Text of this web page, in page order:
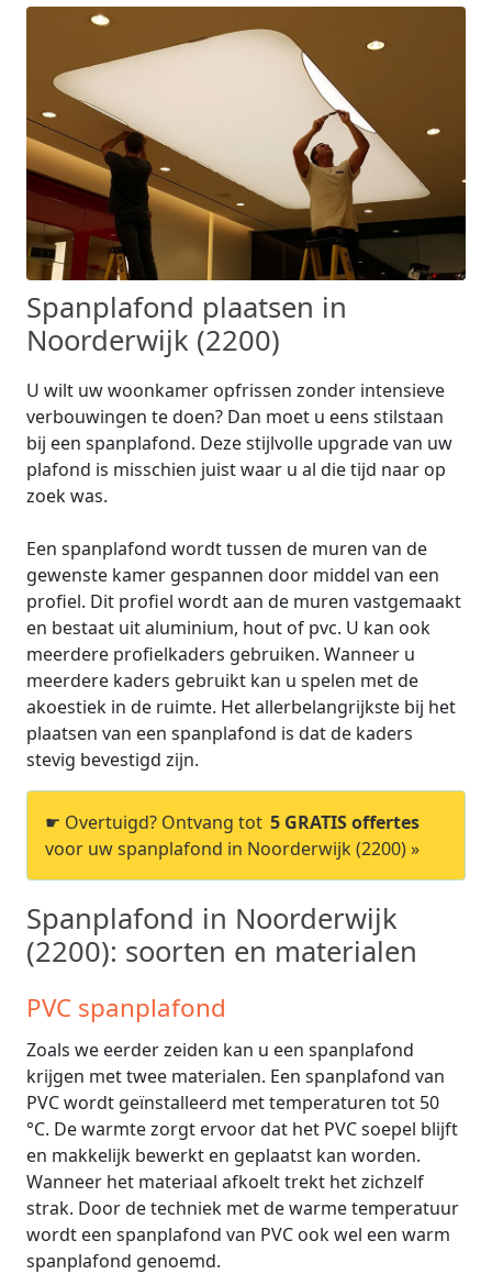
Spanplafond plaatsen in
Noorderwijk (2200)
U wilt uw woonkamer opfrissen zonder intensieve
verbouwingen te doen? Dan moet u eens stilstaan
bij een spanplafond. Deze stijlvolle upgrade van uw
plafond is misschien juist waar u al die tijd naar op
zoek was.
Een spanplafond wordt tussen de muren van de
gewenste kamer gespannen door middel van een
profiel. Dit profiel wordt aan de muren vastgemaakt
en bestaat uit aluminium, hout of pvc. U kan ook
meerdere profielkaders gebruiken. Wanneer u
meerdere kaders gebruikt kan u spelen met de
akoestiek in de ruimte. Het allerbelangrijkste bij het
plaatsen van een spanplafond is dat de kaders
stevig bevestigd zijn.
☛ Overtuigd? Ontvang tot 5 GRATIS offertes
voor uw spanplafond in Noorderwijk (2200) »
Spanplafond in Noorderwijk
(2200): soorten en materialen
PVC spanplafond
Zoals we eerder zeiden kan u een spanplafond
krijgen met twee materialen. Een spanplafond van
PVC wordt geïnstalleerd met temperaturen tot 50
°C. De warmte zorgt ervoor dat het PVC soepel blijft
en makkelijk bewerkt en geplaatst kan worden.
Wanneer het materiaal afkoelt trekt het zichzelf
strak. Door de techniek met de warme temperatuur
wordt een spanplafond van PVC ook wel een warm
spanplafond genoemd.